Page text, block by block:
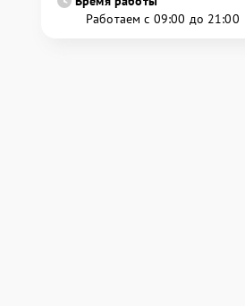
Работаем с 09:00 до 21:00